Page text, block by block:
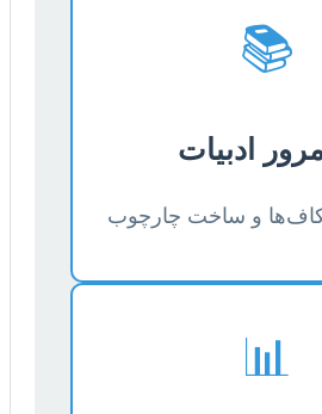
📚
و ساخت چارچوب
📊